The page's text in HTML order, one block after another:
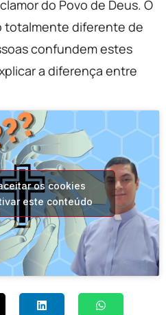
do Povo de Deus. O
totalmente diferente de
confundem estes
a diferença entre
os cookies
este conteúdo